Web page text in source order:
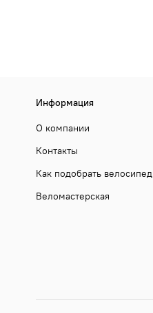
Информация
О компании
Контакты
Как подобрать велосипед
Веломастерская